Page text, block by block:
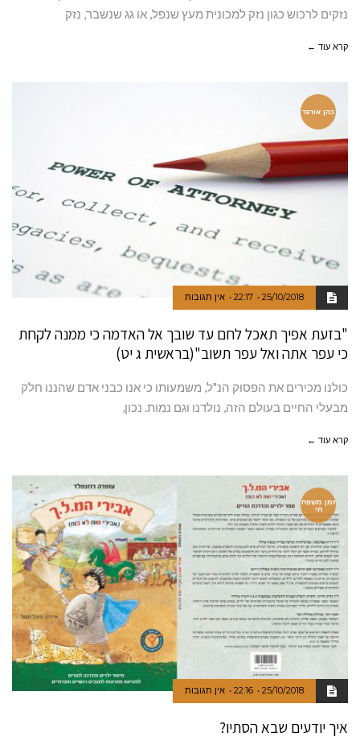
נזקים לרכוש כגון נזק למכונית מעץ שנפל, או גג שנשבר, נזק
קרא עוד ←
כהן אורגד
25/10/2018
22:17 אין תגובות
"בזעת אפיך תאכל לחם עד שובך אל האדמה כי ממנה לקחת
כי עפר אתה ואל עפר תשוב"(בראשית ג יט)
כולנו מכירים את הפסוק הנ"ל, משמעותו כי אנו כבני אדם שהננו חלק
מבעלי החיים בעולם הזה, נולדנו וגם נמות. נכון,
קרא עוד ←
זמן משפח
תי
25/10/2018
22:16 אין תגובות
איך יודעים שבא הסתיו?